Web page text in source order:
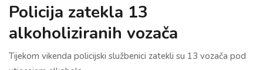
Policija zatekla 13
alkoholiziranih vozača
Tijekom vikenda policijski službenici zatekli su 13 vozača pod